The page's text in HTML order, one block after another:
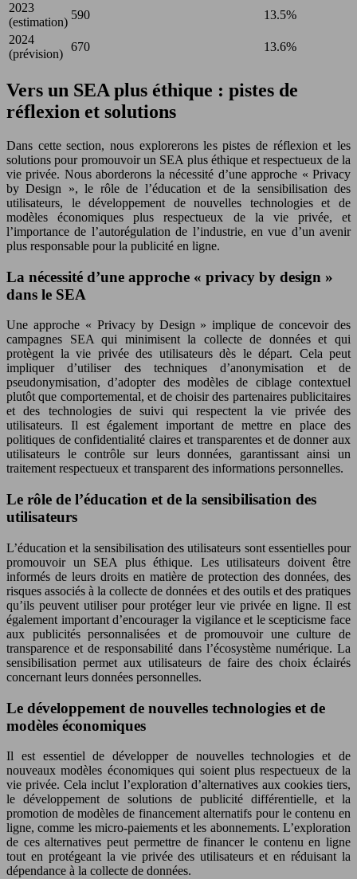
2023
(estimation)
590
13.5%
2024
(prévision)
670 13.6%
Vers un SEA plus éthique : pistes de
réflexion et solutions
Dans cette section, nous explorerons les pistes de réflexion et les
solutions pour promouvoir un SEA plus éthique et respectueux de la
vie privée. Nous aborderons la nécessité d’une approche « Privacy
by Design », le rôle de l’éducation et de la sensibilisation des
utilisateurs, le développement de nouvelles technologies et de
modèles économiques plus respectueux de la vie privée, et
l’importance de l’autorégulation de l’industrie, en vue d’un avenir
plus responsable pour la publicité en ligne.
La nécessité d’une approche « privacy by design »
dans le SEA
Une approche « Privacy by Design » implique de concevoir des
campagnes SEA qui minimisent la collecte de données et qui
protègent la vie privée des utilisateurs dès le départ. Cela peut
impliquer d’utiliser des techniques d’anonymisation et de
pseudonymisation, d’adopter des modèles de ciblage contextuel
plutôt que comportemental, et de choisir des partenaires publicitaires
et des technologies de suivi qui respectent la vie privée des
utilisateurs. Il est également important de mettre en place des
politiques de confidentialité claires et transparentes et de donner aux
utilisateurs le contrôle sur leurs données, garantissant ainsi un
traitement respectueux et transparent des informations personnelles.
Le rôle de l’éducation et de la sensibilisation des
utilisateurs
L’éducation et la sensibilisation des utilisateurs sont essentielles pour
promouvoir un SEA plus éthique. Les utilisateurs doivent être
informés de leurs droits en matière de protection des données, des
risques associés à la collecte de données et des outils et des pratiques
qu’ils peuvent utiliser pour protéger leur vie privée en ligne. Il est
également important d’encourager la vigilance et le scepticisme face
aux publicités personnalisées et de promouvoir une culture de
transparence et de responsabilité dans l’écosystème numérique. La
sensibilisation permet aux utilisateurs de faire des choix éclairés
concernant leurs données personnelles.
Le développement de nouvelles technologies et de
modèles économiques
Il est essentiel de développer de nouvelles technologies et de
nouveaux modèles économiques qui soient plus respectueux de la
vie privée. Cela inclut l’exploration d’alternatives aux cookies tiers,
le développement de solutions de publicité différentielle, et la
promotion de modèles de financement alternatifs pour le contenu en
ligne, comme les micro-paiements et les abonnements. L’exploration
de ces alternatives peut permettre de financer le contenu en ligne
tout en protégeant la vie privée des utilisateurs et en réduisant la
dépendance à la collecte de données.